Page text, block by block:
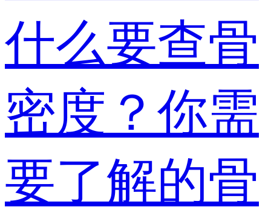
什么要查骨
密度？你需
要了解的骨